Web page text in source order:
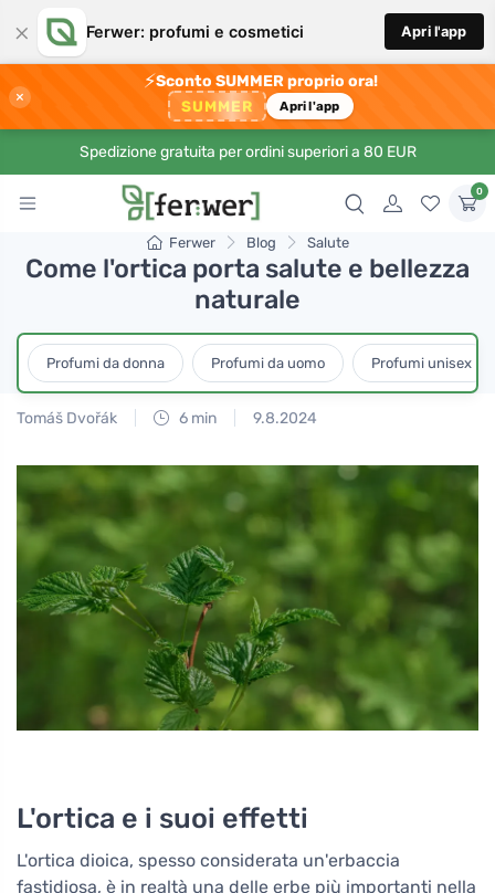
× Ferwer: profumi e cosmetici Apri l'app
×
⚡Sconto SUMMER proprio ora!
SUMMER Apri l'app
Spedizione gratuita per ordini superiori a 80 EUR
0
Ferwer Blog Salute
Come l'ortica porta salute e bellezza
naturale
Profumi da donna Profumi da uomo Profumi unisex
Tomáš Dvořák 6 min 9.8.2024
L'ortica e i suoi effetti
L'ortica dioica, spesso considerata un'erbaccia
fastidiosa, è in realtà una delle erbe più importanti nella